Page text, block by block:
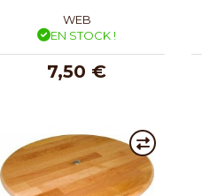
WEB
EN STOCK !
7,50 €